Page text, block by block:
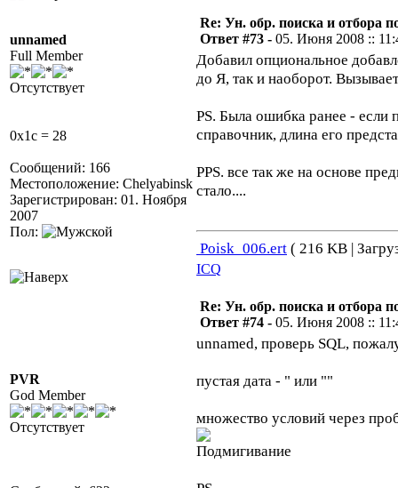
unnamed
Full Member
Отсутствует
0x1c = 28
Сообщений: 166
Местоположение: Chelyabinsk
Зарегистрирован: 01. Ноября
2007
Пол:
Re: Ун. обр. поиска и отбора
Ответ #73 - 05. Июня 2008 ::
Добавил опциональное
до Я, так и наоборот.
PS. Была ошибка ранее - если
справочник, длина его
PPS. все так же на основе
стало....
Poisk_006.ert ( 216 KB |
ICQ
PVR
God Member
Отсутствует
Re: Ун. обр. поиска и отбора
Ответ #74 - 05. Июня 2008 ::
unnamed, проверь SQL,
пустая дата - " или ""
множество условий через